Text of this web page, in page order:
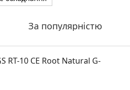
За популярністю